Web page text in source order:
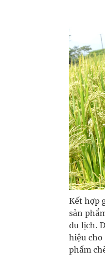
Kết hợp
sản
du lịch.
hiệu cho
phẩm